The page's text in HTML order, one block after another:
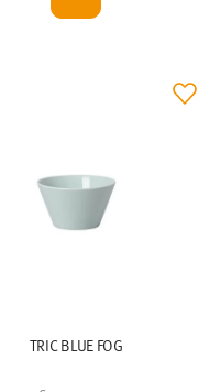
TRIC BLUE FOG